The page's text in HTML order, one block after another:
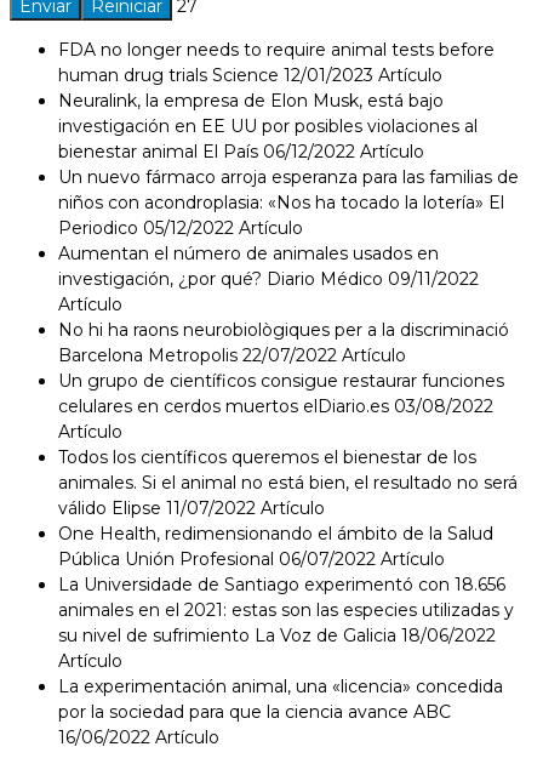
27
FDA no longer needs to require animal tests before
human drug trials Science 12/01/2023 Artículo
Neuralink, la empresa de Elon Musk, está bajo
investigación en EE UU por posibles violaciones al
bienestar animal El País 06/12/2022 Artículo
Un nuevo fármaco arroja esperanza para las familias de
niños con acondroplasia: «Nos ha tocado la lotería» El
Periodico 05/12/2022 Artículo
Aumentan el número de animales usados en
investigación, ¿por qué? Diario Médico 09/11/2022
Artículo
No hi ha raons neurobiològiques per a la discriminació
Barcelona Metropolis 22/07/2022 Artículo
Un grupo de científicos consigue restaurar funciones
celulares en cerdos muertos elDiario.es 03/08/2022
Artículo
Todos los científicos queremos el bienestar de los
animales. Si el animal no está bien, el resultado no será
válido Elipse 11/07/2022 Artículo
One Health, redimensionando el ámbito de la Salud
Pública Unión Profesional 06/07/2022 Artículo
La Universidade de Santiago experimentó con 18.656
animales en el 2021: estas son las especies utilizadas y
su nivel de sufrimiento La Voz de Galicia 18/06/2022
Artículo
La experimentación animal, una «licencia» concedida
por la sociedad para que la ciencia avance ABC
16/06/2022 Artículo